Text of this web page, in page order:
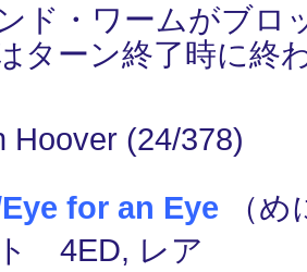
ド・ワームがブロ
ターン終了時に終
Hoover (24/378)
for an Eye （
4ED, レア